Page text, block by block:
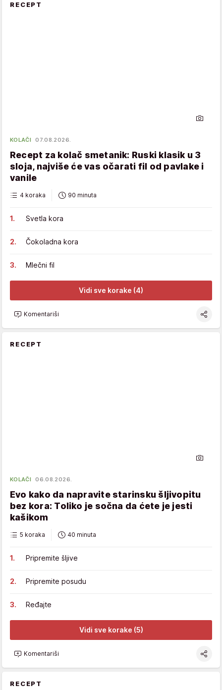
RECEPT
KOLAČI 07.08.2026.
Recept za kolač smetanik: Ruski klasik u 3
sloja, najviše će vas očarati fil od pavlake i
vanile
4 koraka 90 minuta
Svetla kora
Čokoladna kora
Mlečni fil
Vidi sve korake (4)
Komentariši
RECEPT
KOLAČI 06.08.2026.
Evo kako da napravite starinsku šljivopitu
bez kora: Toliko je sočna da ćete je jesti
kašikom
5 koraka 40 minuta
Pripremite šljive
Pripremite posudu
Ređajte
Vidi sve korake (5)
Komentariši
RECEPT